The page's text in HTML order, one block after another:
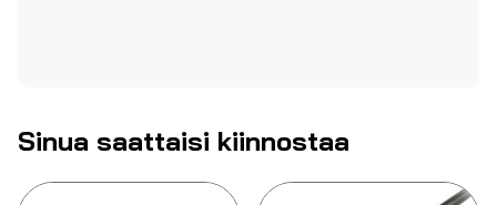
Sinua saattaisi kiinnostaa